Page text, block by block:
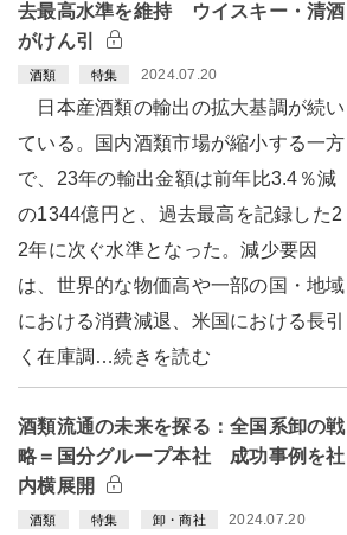
去最高水準を維持 ウイスキー・清酒
がけん引
酒類 特集 2024.07.20
日本産酒類の輸出の拡大基調が続い
ている。国内酒類市場が縮小する一方
で、23年の輸出金額は前年比3.4％減
の1344億円と、過去最高を記録した2
2年に次ぐ水準となった。減少要因
は、世界的な物価高や一部の国・地域
における消費減退、米国における長引
く在庫調…続きを読む
酒類流通の未来を探る：全国系卸の戦
略＝国分グループ本社 成功事例を社
内横展開
酒類 特集 卸・商社 2024.07.20